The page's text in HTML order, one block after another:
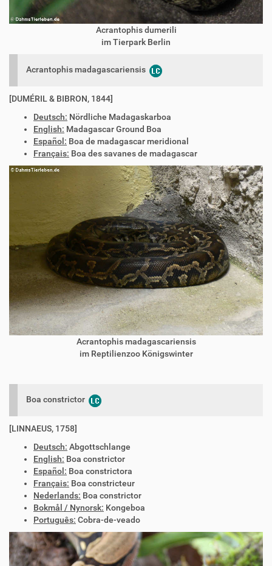
Acrantophis dumerili
im Tierpark Berlin
Acrantophis madagascariensis
[DUMÉRIL & BIBRON, 1844]
Deutsch: Nördliche Madagaskarboa
English: Madagascar Ground Boa
Español: Boa de madagascar meridional
Français: Boa des savanes de madagascar
Acrantophis madagascariensis
im Reptilienzoo Königswinter
Boa constrictor
[LINNAEUS, 1758]
Deutsch: Abgottschlange
English: Boa constrictor
Español: Boa constrictora
Français: Boa constricteur
Nederlands: Boa constrictor
Bokmål / Nynorsk: Kongeboa
Português: Cobra-de-veado